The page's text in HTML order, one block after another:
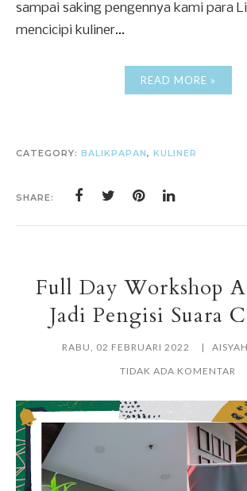
sampai saking pengennya kami para
mencicipi kuliner...
READ MORE »
CATEGORY: BALIKPAPAN, KULINER
SHARE:
Full Day Workshop
Jadi Pengisi Suara
RABU, 02 FEBRUARI 2022
TIDAK ADA KOMENTAR